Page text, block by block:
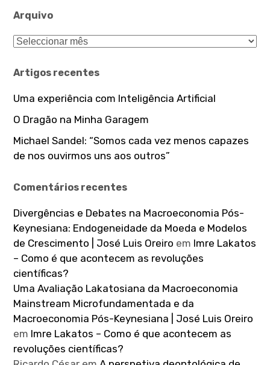
Arquivo
Arquivo
Artigos recentes
Uma experiência com Inteligência Artificial
O Dragão na Minha Garagem
Michael Sandel: “Somos cada vez menos capazes
de nos ouvirmos uns aos outros”
Comentários recentes
Divergências e Debates na Macroeconomia Pós-
Keynesiana: Endogeneidade da Moeda e Modelos
de Crescimento | José Luis Oreiro em Imre Lakatos
– Como é que acontecem as revoluções
científicas?
Uma Avaliação Lakatosiana da Macroeconomia
Mainstream Microfundamentada e da
Macroeconomia Pós-Keynesiana | José Luis Oreiro
em Imre Lakatos – Como é que acontecem as
revoluções científicas?